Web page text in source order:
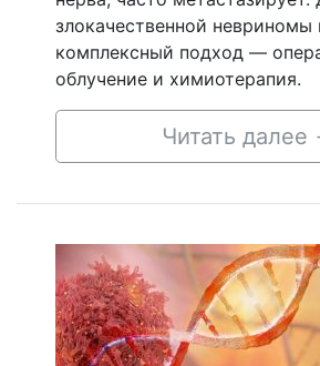
злокачественной невриномы
комплексный подход —
облучение и химиотерапия.
Читать далее